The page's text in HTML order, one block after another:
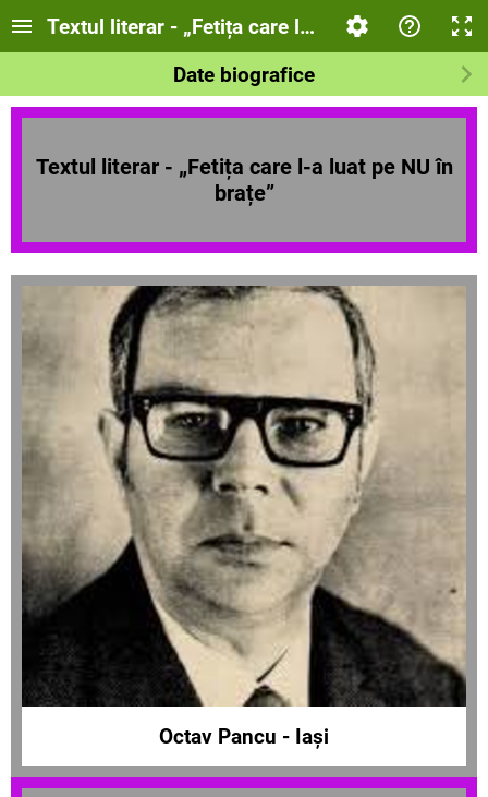
Textul literar - „Fetița care l-a luat pe NU în
Date biografice
Textul literar - „Fetița care l-a luat pe NU în
brațe”
Octav Pancu - Iași